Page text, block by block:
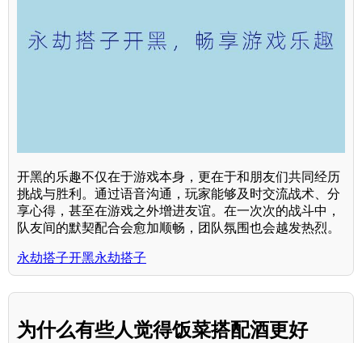
开黑的乐趣不仅在于游戏本身，更在于和朋友们共同经历
挑战与胜利。通过语音沟通，玩家能够及时交流战术、分
享心得，甚至在游戏之外增进友谊。在一次次的战斗中，
队友间的默契配合会愈加顺畅，团队氛围也会越发热烈。
永劫搭子开黑永劫搭子
为什么有些人觉得饭菜搭配酒更好